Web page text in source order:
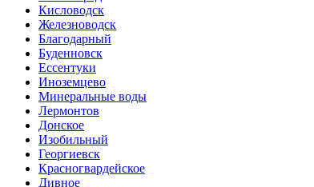
Кисловодск
Железноводск
Благодарный
Буденновск
Ессентуки
Иноземцево
Минеральные воды
Лермонтов
Донское
Изобильный
Георгиевск
Красногвардейское
Дивное